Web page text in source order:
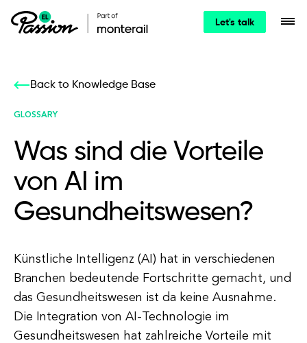
Let's talk
Back to Knowledge Base
GLOSSARY
Was sind die Vorteile
von AI im
Gesundheitswesen?
Künstliche Intelligenz (AI) hat in verschiedenen
Branchen bedeutende Fortschritte gemacht, und
das Gesundheitswesen ist da keine Ausnahme.
Die Integration von AI-Technologie im
Gesundheitswesen hat zahlreiche Vorteile mit